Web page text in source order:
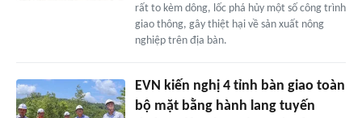
rất to kèm dông, lốc phá hủy một số công trình
giao thông, gây thiệt hại về sản xuất nông
nghiệp trên địa bàn.
EVN kiến nghị 4 tỉnh bàn giao toàn
bộ mặt bằng hành lang tuyến